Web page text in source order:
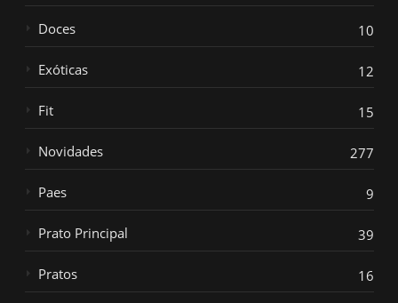
Doces 10
Exóticas 12
Fit 15
Novidades 277
Paes 9
Prato Principal 39
Pratos 16